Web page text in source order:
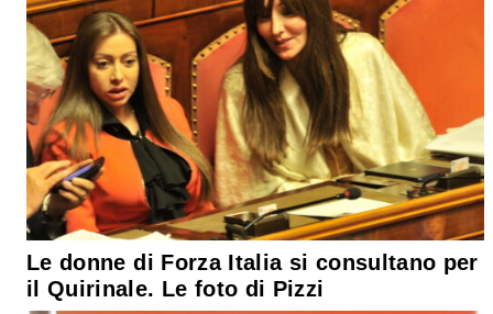
Le donne di Forza Italia si consultano per
il Quirinale. Le foto di Pizzi